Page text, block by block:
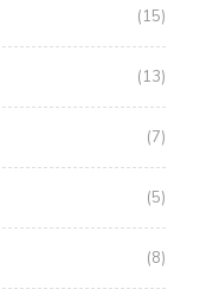
(15)
(13)
(7)
(5)
(8)